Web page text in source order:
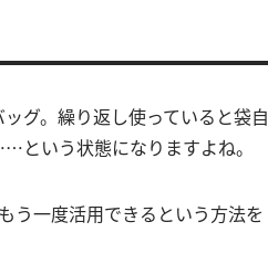
グ。繰り返し使っていると袋自
という状態になりますよね。
う一度活用できるという方法を